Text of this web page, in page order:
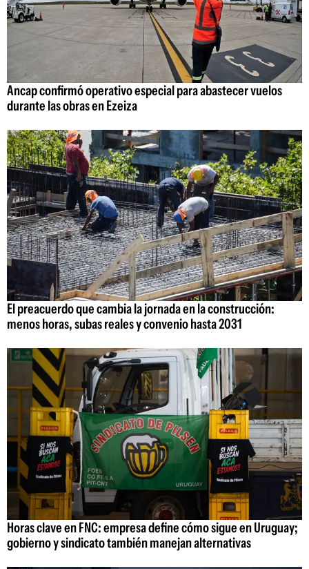
Ancap confirmó operativo especial para abastecer vuelos
durante las obras en Ezeiza
El preacuerdo que cambia la jornada en la construcción:
menos horas, subas reales y convenio hasta 2031
Horas clave en FNC: empresa define cómo sigue en Uruguay;
gobierno y sindicato también manejan alternativas